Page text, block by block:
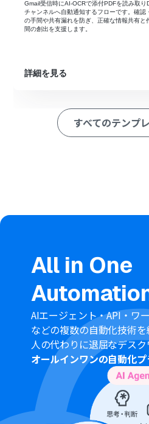
次に、AI機能の「テキスト
し、OCRで抽出したテキス
最後に、オペレーションで
※「トリガー」：フロー起動のき
ペレーション」：トリガー起動後
■このワークフローのカスタムポ
Gmailのトリガーでは、自
与するラベルを任意で設定
Airtableにレコードを作成
Airtable、Gmailのそれぞれ
い。
OCRまたは音声を文字起こ
ームプラン・サクセスプラ
となっております。フリー
定しているフローボットの
りますので、ご注意くださ
チームプランやサクセスプ
間の無料トライアルを行う
ル中には制限対象のアプリ
使用することができます。
トリガーは5分、10分、15分
間隔を選択できます。
プランによって最短の起動
Gmail受信時にAI-OCRで添付PDFを読み取り
チャンネルへ自動通知するフローです。確認
の手間や共有漏れを防ぎ、正確な情報共有と
間の創出を支援します。
詳細を見る
すべてのテンプ
All in One
AIエージェント・API・ワ
などの複数の自動化技術を
人の代わりに退屈なデス
オールインワンの自動化